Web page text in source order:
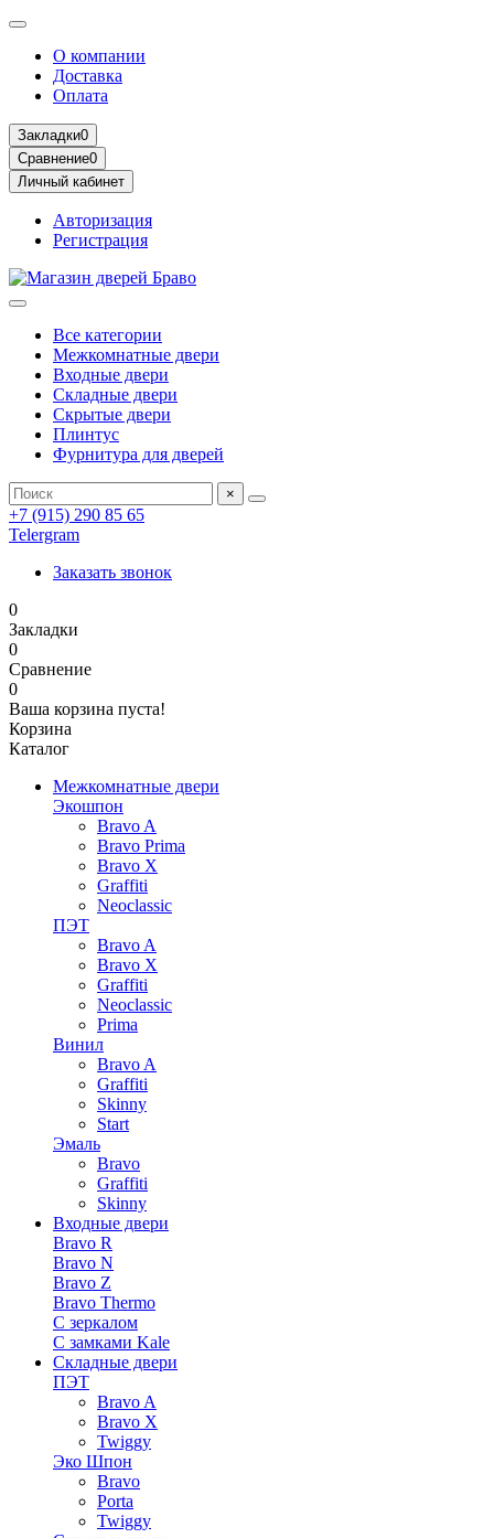
О компании
Доставка
Оплата
Закладки0
Сравнение0
Личный кабинет
Авторизация
Регистрация
Все категории
Межкомнатные двери
Входные двери
Складные двери
Скрытые двери
Плинтус
Фурнитура для дверей
×
+7 (915) 290 85 65
Telergram
Заказать звонок
0
Закладки
0
Сравнение
0
Ваша корзина пуста!
Корзина
Каталог
Межкомнатные двери
Экошпон
Bravo A
Bravo Prima
Bravo X
Graffiti
Neoclassic
ПЭТ
Bravo A
Bravo X
Graffiti
Neoclassic
Prima
Винил
Bravo A
Graffiti
Skinny
Start
Эмаль
Bravo
Graffiti
Skinny
Входные двери
Bravo R
Bravo N
Bravo Z
Bravo Thermo
С зеркалом
С замками Kale
Складные двери
ПЭТ
Bravo A
Bravo X
Twiggy
Эко Шпон
Bravo
Porta
Twiggy